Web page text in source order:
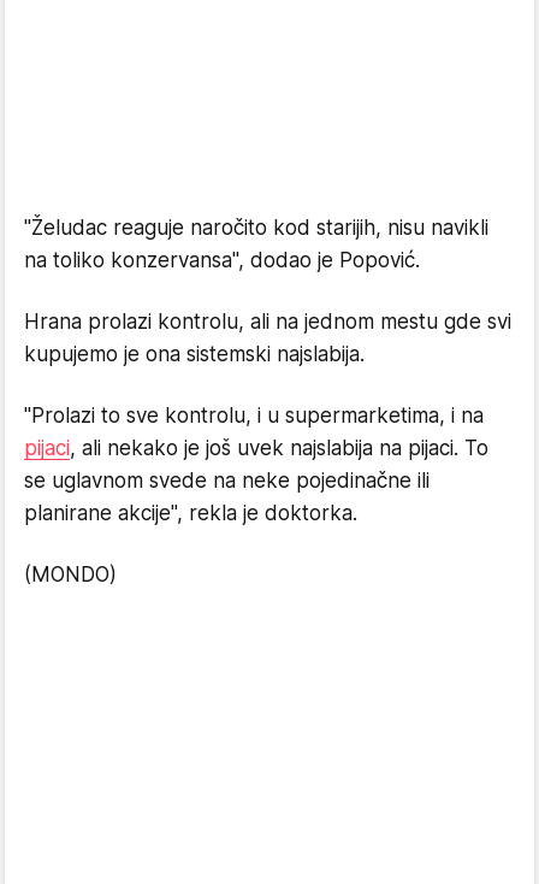
"Želudac reaguje naročito kod starijih, nisu navikli
na toliko konzervansa", dodao je Popović.
Hrana prolazi kontrolu, ali na jednom mestu gde svi
kupujemo je ona sistemski najslabija.
"Prolazi to sve kontrolu, i u supermarketima, i na
pijaci, ali nekako je još uvek najslabija na pijaci. To
se uglavnom svede na neke pojedinačne ili
planirane akcije", rekla je doktorka.
(MONDO)